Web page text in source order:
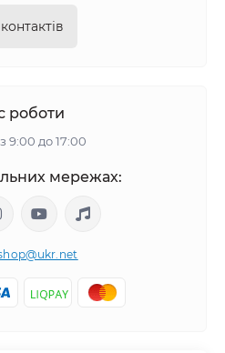
роботи
9:00 до 17:00
мережах: